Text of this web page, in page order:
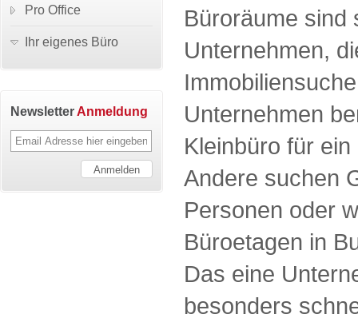
Büroräume sind
Unternehmen,
Unternehmen
Kleinbüro für
Andere suchen
Personen oder
Büroetagen in
Das eine
besonders
Pro Office
Ihr eigenes Büro
NewsletterAnmeldung